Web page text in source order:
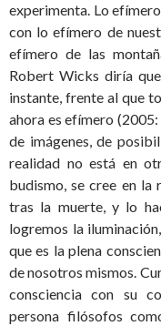
experimenta. Lo
con lo efímero de
efímero de las
Robert Wicks diría
instante, frente al que
ahora es efímero (2005:
de imágenes, de
realidad no está en
budismo, se cree en la
tras la muerte, y lo
logremos la
que es la plena
de nosotros mismos.
consciencia con su
persona filósofos